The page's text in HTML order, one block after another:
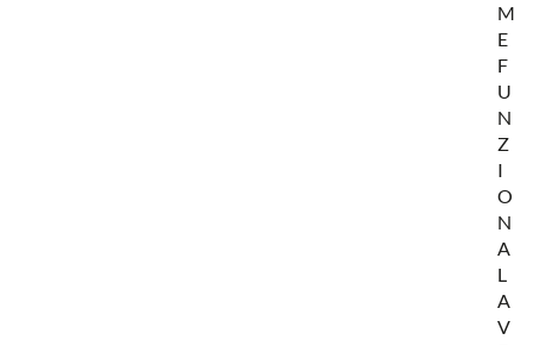
M
E
F
U
N
Z
I
O
N
A
L
A
V